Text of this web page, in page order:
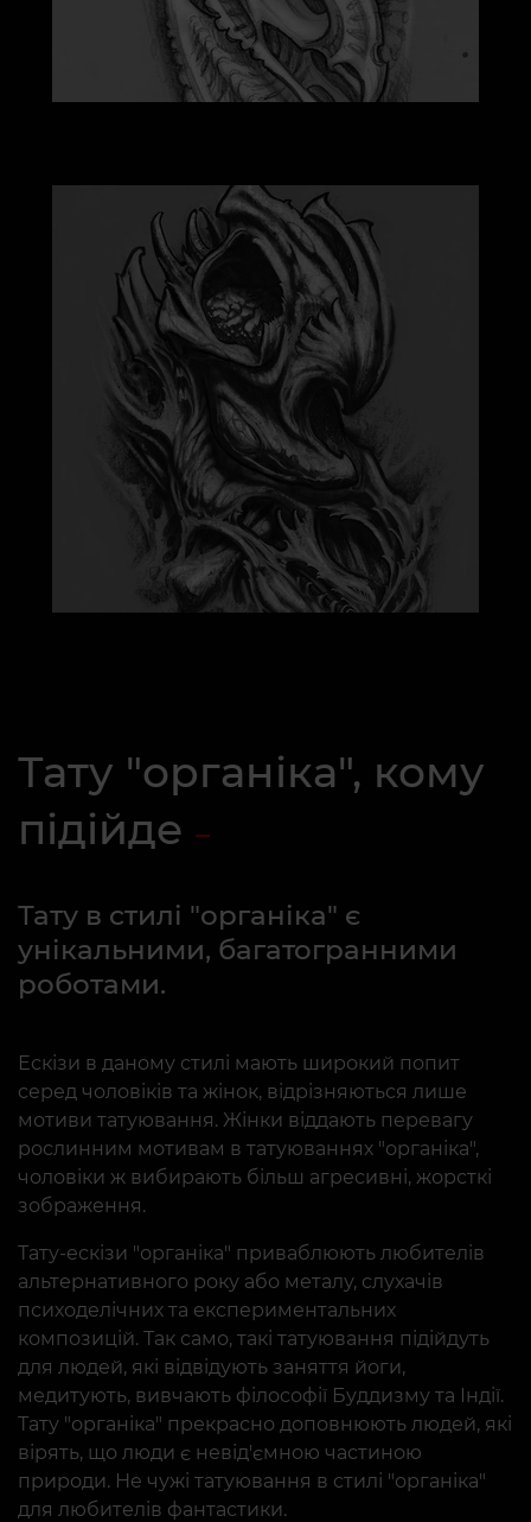
Тату "органіка", кому
підійде
Тату в стилі "органіка" є
унікальними, багатогранними
роботами.
Ескізи в даному стилі мають широкий попит
серед чоловіків та жінок, відрізняються лише
мотиви татуювання. Жінки віддають перевагу
рослинним мотивам в татуюваннях "органіка",
чоловіки ж вибирають більш агресивні, жорсткі
зображення.
Тату-ескізи "органіка" приваблюють любителів
альтернативного року або металу, слухачів
психоделічних та експериментальних
композицій. Так само, такі татуювання підійдуть
для людей, які відвідують заняття йоги,
медитують, вивчають філософії Буддизму та Індії.
Тату "органіка" прекрасно доповнюють людей, які
вірять, що люди є невід'ємною частиною
природи. Не чужі татуювання в стилі "органіка"
для любителів фантастики.